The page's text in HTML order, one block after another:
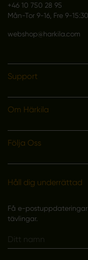
+46 10 750 28 95
Mån-Tor 9-16, Fre 9-15:30
webshop@harkila.com
Support
Om Härkila
Följa Oss
Håll dig underrättad
Få e-
tävlingar.